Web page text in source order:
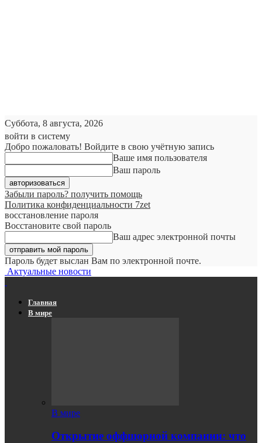
Суббота, 8 августа, 2026
войти в систему
Добро пожаловать! Войдите в свою учётную запись
Ваше имя пользователя
Ваш пароль
Забыли пароль? получить помощь
Политика конфиденциальности 7zet
восстановление пароля
Восстановите свой пароль
Ваш адрес электронной почты
Пароль будет выслан Вам по электронной почте.
Актуальные новости
Главная
В мире
В мире
Открытие оффшорной компании: что